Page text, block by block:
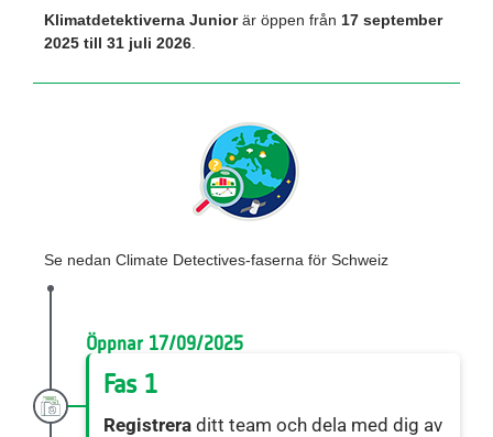
Klimatdetektiverna Juniorär öppen från 17 september
2025 till 31 juli 2026.
Se nedan Climate Detectives-faserna för Schweiz
Öppnar 17/09/2025
Fas 1
Registreraditt team och dela med dig av